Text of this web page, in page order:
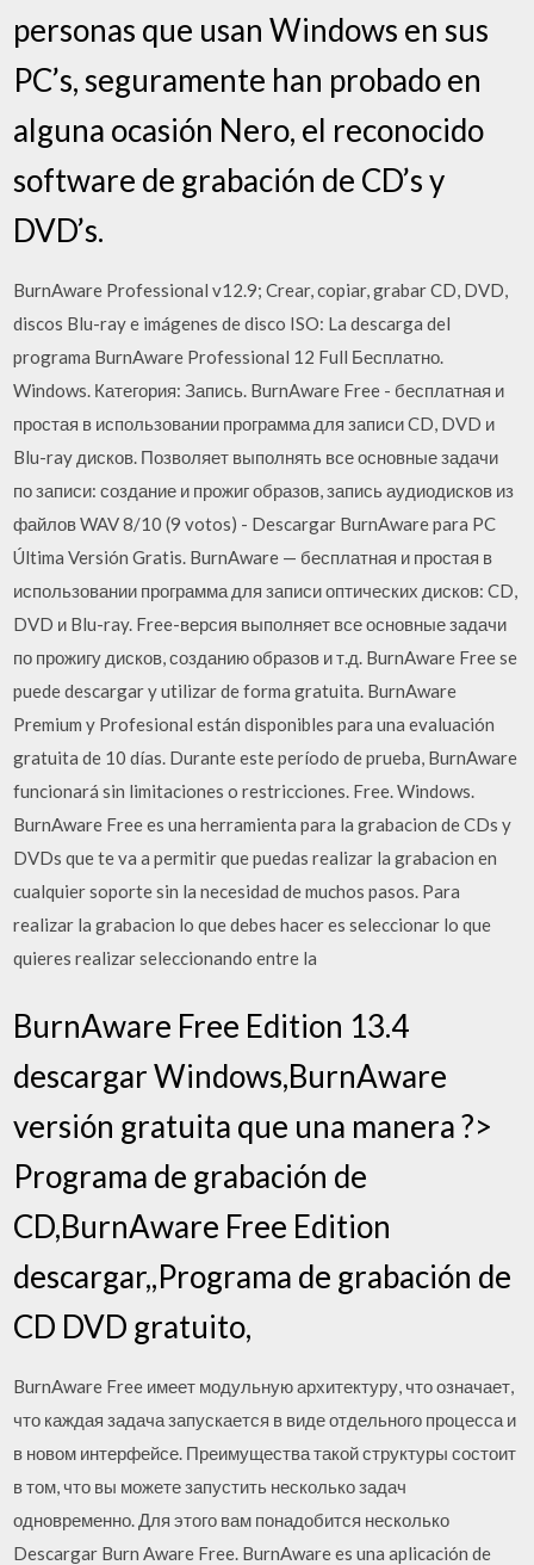
personas que usan Windows en sus
PC’s, seguramente han probado en
alguna ocasión Nero, el reconocido
software de grabación de CD’s y
DVD’s.
BurnAware Professional v12.9; Crear, copiar, grabar CD, DVD,
discos Blu-ray e imágenes de disco ISO: La descarga del
programa BurnAware Professional 12 Full Бесплатно.
Windows. Категория: Запись. BurnAware Free - бесплатная и
простая в использовании программа для записи CD, DVD и
Blu-ray дисков. Позволяет выполнять все основные задачи
по записи: создание и прожиг образов, запись аудиодисков из
файлов WAV 8/10 (9 votos) - Descargar BurnAware para PC
Última Versión Gratis. BurnAware — бесплатная и простая в
использовании программа для записи оптических дисков: CD,
DVD и Blu-ray. Free-версия выполняет все основные задачи
по прожигу дисков, созданию образов и т.д. BurnAware Free se
puede descargar y utilizar de forma gratuita. BurnAware
Premium y Profesional están disponibles para una evaluación
gratuita de 10 días. Durante este período de prueba, BurnAware
funcionará sin limitaciones o restricciones. Free. Windows.
BurnAware Free es una herramienta para la grabacion de CDs y
DVDs que te va a permitir que puedas realizar la grabacion en
cualquier soporte sin la necesidad de muchos pasos. Para
realizar la grabacion lo que debes hacer es seleccionar lo que
quieres realizar seleccionando entre la
BurnAware Free Edition 13.4
descargar Windows,BurnAware
versión gratuita que una manera ?>
Programa de grabación de
CD,BurnAware Free Edition
descargar,,Programa de grabación de
CD DVD gratuito,
BurnAware Free имеет модульную архитектуру, что означает,
что каждая задача запускается в виде отдельного процесса и
в новом интерфейсе. Преимущества такой структуры состоит
в том, что вы можете запустить несколько задач
одновременно. Для этого вам понадобится несколько
Descargar Burn Aware Free. BurnAware es una aplicación de